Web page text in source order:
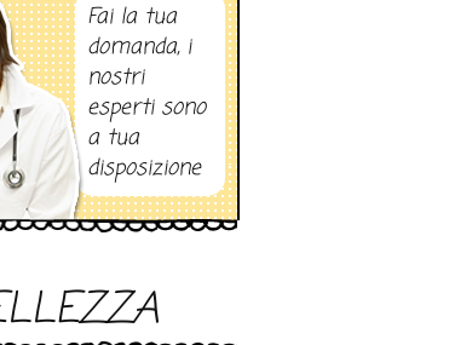
Fai la tua
domanda, i
nostri
esperti sono
a tua
disposizione